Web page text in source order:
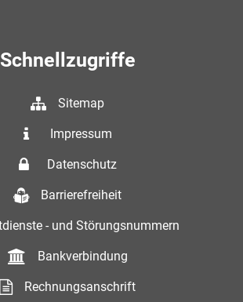
Schnellzugriffe
Sitemap
Impressum
Datenschutz
Barrierefreiheit
- und Störungsnummern
Bankverbindung
Rechnungsanschrift